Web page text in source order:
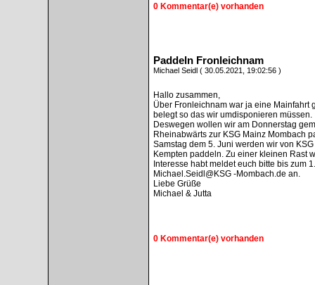
0 Kommentar(e) vorhanden
Paddeln Fronleichnam
Michael Seidl ( 30.05.2021, 19:02:56 )
Hallo zusammen,
Über Fronleichnam war ja eine Mainfahrt
belegt so das wir umdisponieren müssen.
Deswegen wollen wir am Donnerstag
Rheinabwärts zur KSG Mainz Mombach
Samstag dem 5. Juni werden wir von
Kempten paddeln. Zu einer kleinen Rast
Interesse habt meldet euch bitte bis zum
Michael.Seidl@KSG -Mombach.de an.
Liebe Grüße
Michael & Jutta
0 Kommentar(e) vorhanden